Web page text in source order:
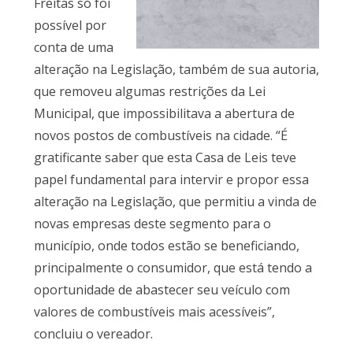
possível por
conta de uma
alteração na Legislação, também de sua autoria,
que removeu algumas restrições da Lei
Municipal, que impossibilitava a abertura de
novos postos de combustíveis na cidade. “É
gratificante saber que esta Casa de Leis teve
papel fundamental para intervir e propor essa
alteração na Legislação, que permitiu a vinda de
novas empresas deste segmento para o
município, onde todos estão se beneficiando,
principalmente o consumidor, que está tendo a
oportunidade de abastecer seu veículo com
valores de combustíveis mais acessíveis”,
concluiu o vereador.